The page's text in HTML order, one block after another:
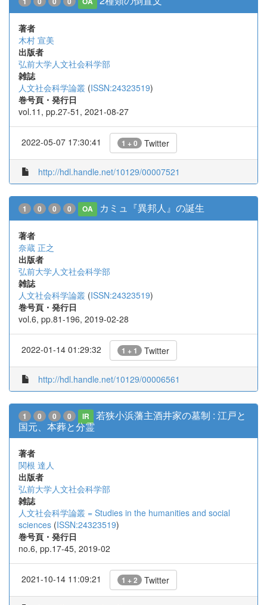
著者
木村 宣美
出版者
弘前大学人文社会科学部
雑誌
人文社会科学論叢 (ISSN:24323519)
巻号頁・発行日
vol.11, pp.27-51, 2021-08-27
2022-05-07 17:30:41 1 + 0 Twitter
http://hdl.handle.net/10129/00007521
1 0 0 0 OA カミュ『異邦人』の誕生
著者
奈蔵 正之
出版者
弘前大学人文社会科学部
雑誌
人文社会科学論叢 (ISSN:24323519)
巻号頁・発行日
vol.6, pp.81-196, 2019-02-28
2022-01-14 01:29:32 1 + 1 Twitter
http://hdl.handle.net/10129/00006561
1 0 0 0 IR
若狭小浜藩主酒井家の墓制 : 江戸と
国元、本葬と分霊
著者
関根 達人
出版者
弘前大学人文社会科学部
雑誌
人文社会科学論叢 = Studies in the humanities and social
sciences (ISSN:24323519)
巻号頁・発行日
no.6, pp.17-45, 2019-02
2021-10-14 11:09:21 1 + 2 Twitter